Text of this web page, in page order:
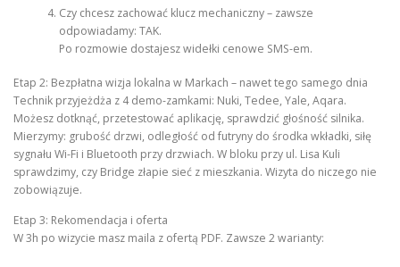
Czy chcesz zachować klucz mechaniczny – zawsze
odpowiadamy: TAK.
Po rozmowie dostajesz widełki cenowe SMS-em.
Etap 2: Bezpłatna wizja lokalna w Markach – nawet tego samego dnia
Technik przyjeżdża z 4 demo-zamkami: Nuki, Tedee, Yale, Aqara.
Możesz dotknąć, przetestować aplikację, sprawdzić głośność silnika.
Mierzymy: grubość drzwi, odległość od futryny do środka wkładki, siłę
sygnału Wi-Fi i Bluetooth przy drzwiach. W bloku przy ul. Lisa Kuli
sprawdzimy, czy Bridge złapie sieć z mieszkania. Wizyta do niczego nie
zobowiązuje.
Etap 3: Rekomendacja i oferta
W 3h po wizycie masz maila z ofertą PDF. Zawsze 2 warianty: